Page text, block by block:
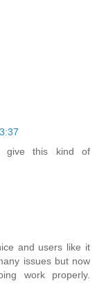
give this kind of
and users like it
issues but now
work properly.